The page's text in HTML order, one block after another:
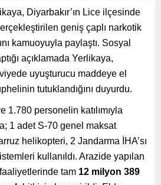
Diyarbakır’ın Lice ilçesinde
geniş çaplı narkotik
kamuoyuyla paylaştı. Sosyal
açıklamada Yerlikaya,
uyuşturucu maddeye el
tutuklandığını duyurdu.
1.780 personelin katılımıyla
1 adet S-70 genel maksat
helikopteri, 2 Jandarma İHA’sı
kullanıldı. Arazide yapılan
tam 12 milyon 389